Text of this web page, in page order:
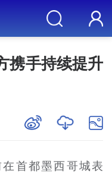
携手持续提升
首都墨西哥城表